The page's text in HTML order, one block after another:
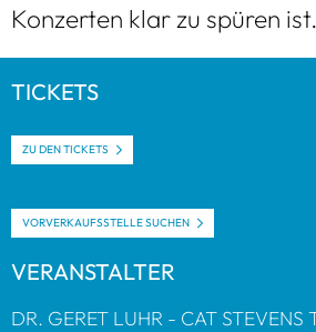
Kon­zer­ten klar zu spü­ren ist.
TICKETS
ZU DEN TICKETS
VOR­VER­KAUFS­STELLE SUCHEN
VER­AN­STAL­TER
DR. GERET LUHR - CAT STE­VENS